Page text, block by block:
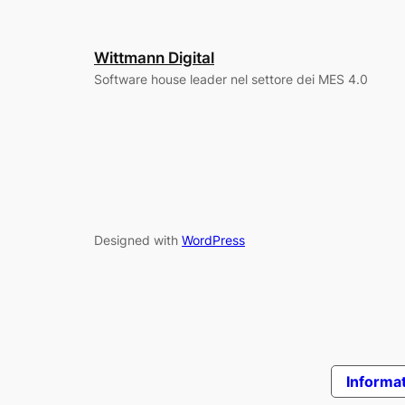
Wittmann Digital
Software house leader nel settore dei MES 4.0
Designed with WordPress